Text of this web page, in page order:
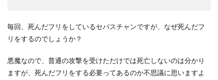
毎回、死んだフリをしているセバスチャンですが、なぜ死んだフ
リをするのでしょうか？
悪魔なので、普通の攻撃を受けただけでは死亡しないのは分かり
ますが、死んだフリをする必要ってあるのか不思議に思いますよ